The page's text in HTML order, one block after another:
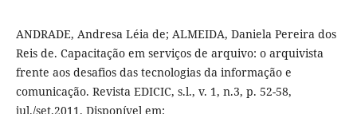
ANDRADE, Andresa Léia de; ALMEIDA, Daniela Pereira dos
Reis de. Capacitação em serviços de arquivo: o arquivista
frente aos desafios das tecnologias da informação e
comunicação. Revista EDICIC, s.l., v. 1, n.3, p. 52-58,
jul./set.2011. Disponível em: